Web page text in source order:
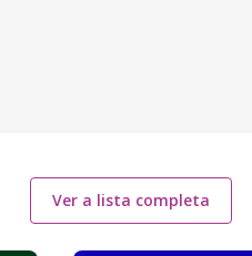
Ver a lista completa